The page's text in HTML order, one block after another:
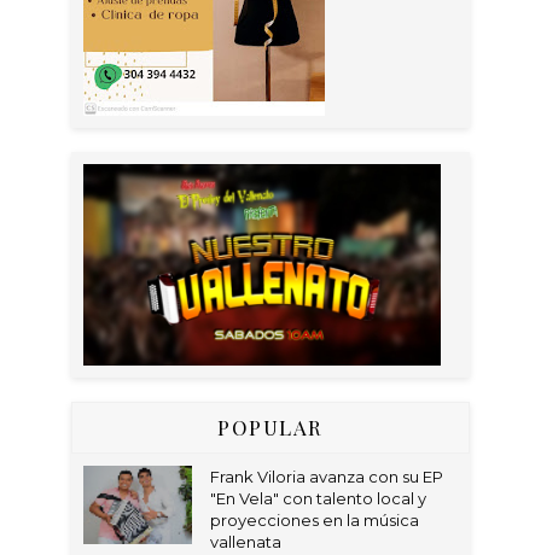
POPULAR
Frank Viloria avanza con su EP
"En Vela" con talento local y
proyecciones en la música
vallenata